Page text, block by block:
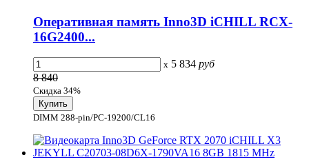
Оперативная память Inno3D iCHILL RCX-
16G2400...
x 5 834 руб
8 840
Скидка 34%
DIMM 288-pin/PC-19200/CL16